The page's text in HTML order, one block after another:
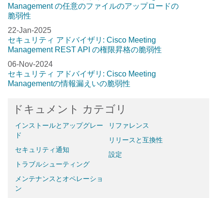
Management の任意のファイルのアップロードの
脆弱性
22-Jan-2025
セキュリティ アドバイザリ: Cisco Meeting
Management REST API の権限昇格の脆弱性
06-Nov-2024
セキュリティ アドバイザリ: Cisco Meeting
Managementの情報漏えいの脆弱性
ドキュメント カテゴリ
インストールとアップグレー
ド
セキュリティ通知
トラブルシューティング
メンテナンスとオペレーショ
ン
リファレンス
リリースと互換性
設定